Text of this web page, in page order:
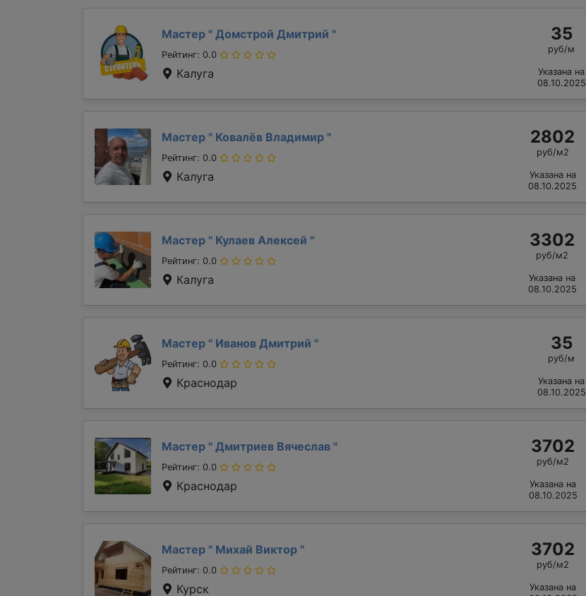
Мастер " Домстрой Дмитрий "
Рейтинг: 0.0
Калуга
35
руб/м
Указана на
08.10.2025
Мастер " Ковалёв Владимир "
Рейтинг: 0.0
Калуга
2802
руб/м2
Указана на
08.10.2025
Мастер " Кулаев Алексей "
Рейтинг: 0.0
Калуга
3302
руб/м2
Указана на
08.10.2025
Мастер " Иванов Дмитрий "
Рейтинг: 0.0
Краснодар
35
руб/м
Указана на
08.10.2025
Мастер " Дмитриев Вячеслав "
Рейтинг: 0.0
Краснодар
3702
руб/м2
Указана на
08.10.2025
Мастер " Михай Виктор "
Рейтинг: 0.0
Курск
3702
руб/м2
Указана на